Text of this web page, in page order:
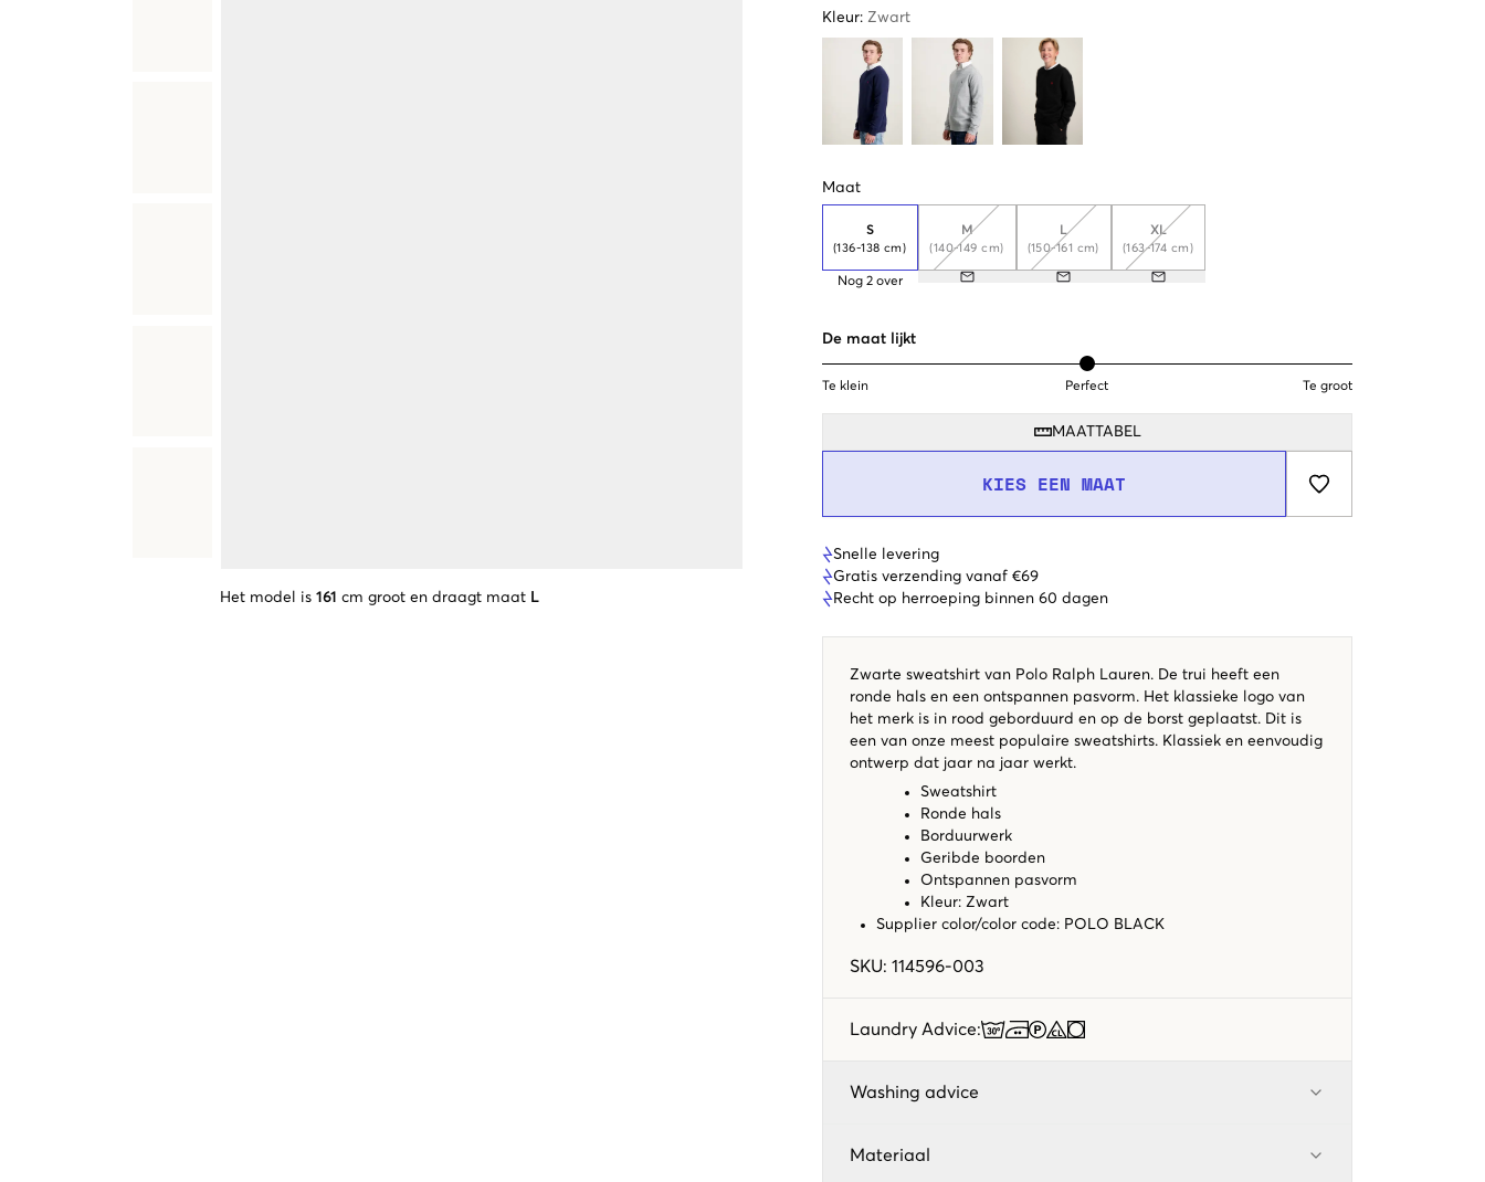
Het model is 161 cm groot en draagt maat L
Kleur: Zwart
Maat
S
(136-138 cm)
Nog 2 over
M
(140-149 cm)
L
(150-161 cm)
XL
(163-174 cm)
De maat lijkt
Te klein Perfect Te groot
MAATTABEL
KIES EEN MAAT
Snelle levering
Gratis verzending vanaf €69
Recht op herroeping binnen 60 dagen
Zwarte sweatshirt van Polo Ralph Lauren. De trui heeft een
ronde hals en een ontspannen pasvorm. Het klassieke logo van
het merk is in rood geborduurd en op de borst geplaatst. Dit is
een van onze meest populaire sweatshirts. Klassiek en eenvoudig
ontwerp dat jaar na jaar werkt.
Sweatshirt
Ronde hals
Borduurwerk
Geribde boorden
Ontspannen pasvorm
Kleur: Zwart
Supplier color/color code: POLO BLACK
SKU: 114596-003
Laundry Advice:
Washing advice
Materiaal